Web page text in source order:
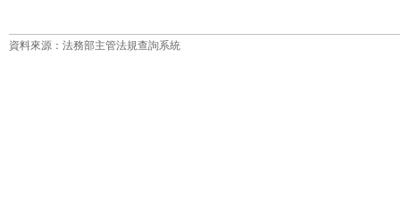
資料來源：法務部主管法規查詢系統